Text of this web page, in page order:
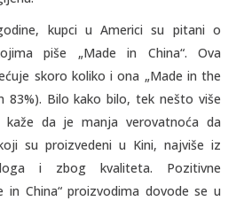
kupci u Americi su pitani o
piše „Made in China“. Ova
skoro koliko i ona „Made in the
83%). Bilo kako bilo, tek nešto više
kaže da je manja verovatnoća da
su proizvedeni u Kini, najviše iz
i zbog kvaliteta. Pozitivne
in China“ proizvodima dovode se u